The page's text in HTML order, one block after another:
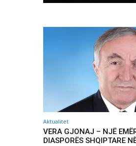
Aktualitet
VERA GJONAJ – NJË
DIASPORËS SHQIPTARE